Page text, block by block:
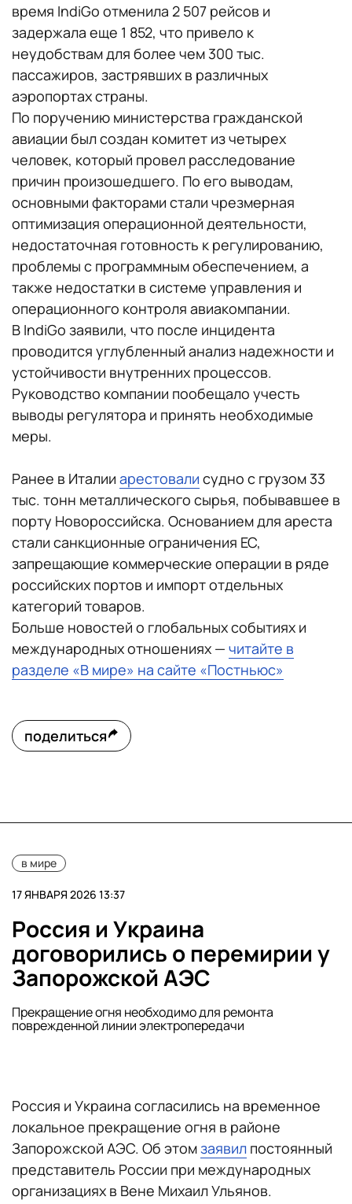
время IndiGo отменила 2 507 рейсов и
задержала еще 1 852, что привело к
неудобствам для более чем 300 тыс.
пассажиров, застрявших в различных
аэропортах страны.
По поручению министерства гражданской
авиации был создан комитет из четырех
человек, который провел расследование
причин произошедшего. По его выводам,
основными факторами стали чрезмерная
оптимизация операционной деятельности,
недостаточная готовность к регулированию,
проблемы с программным обеспечением, а
также недостатки в системе управления и
операционного контроля авиакомпании.
В IndiGo заявили, что после инцидента
проводится углубленный анализ надежности и
устойчивости внутренних процессов.
Руководство компании пообещало учесть
выводы регулятора и принять необходимые
меры.
Ранее в Италии арестовали судно с грузом 33
тыс. тонн металлического сырья, побывавшее в
порту Новороссийска. Основанием для ареста
стали санкционные ограничения ЕС,
запрещающие коммерческие операции в ряде
российских портов и импорт отдельных
категорий товаров.
Больше новостей о глобальных событиях и
международных отношениях — читайте в
разделе «В мире» на сайте «Постньюс»
поделиться
в мире
17 ЯНВАРЯ 2026 13:37
Россия и Украина
договорились о перемирии у
Запорожской АЭС
Прекращение огня необходимо для ремонта
поврежденной линии электропередачи
Россия и Украина согласились на временное
локальное прекращение огня в районе
Запорожской АЭС. Об этомзаявил постоянный
представитель России при международных
организациях в Вене Михаил Ульянов.